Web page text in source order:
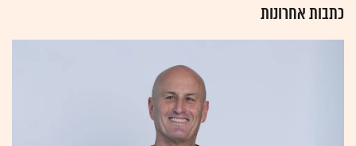
כתבות אחרונות